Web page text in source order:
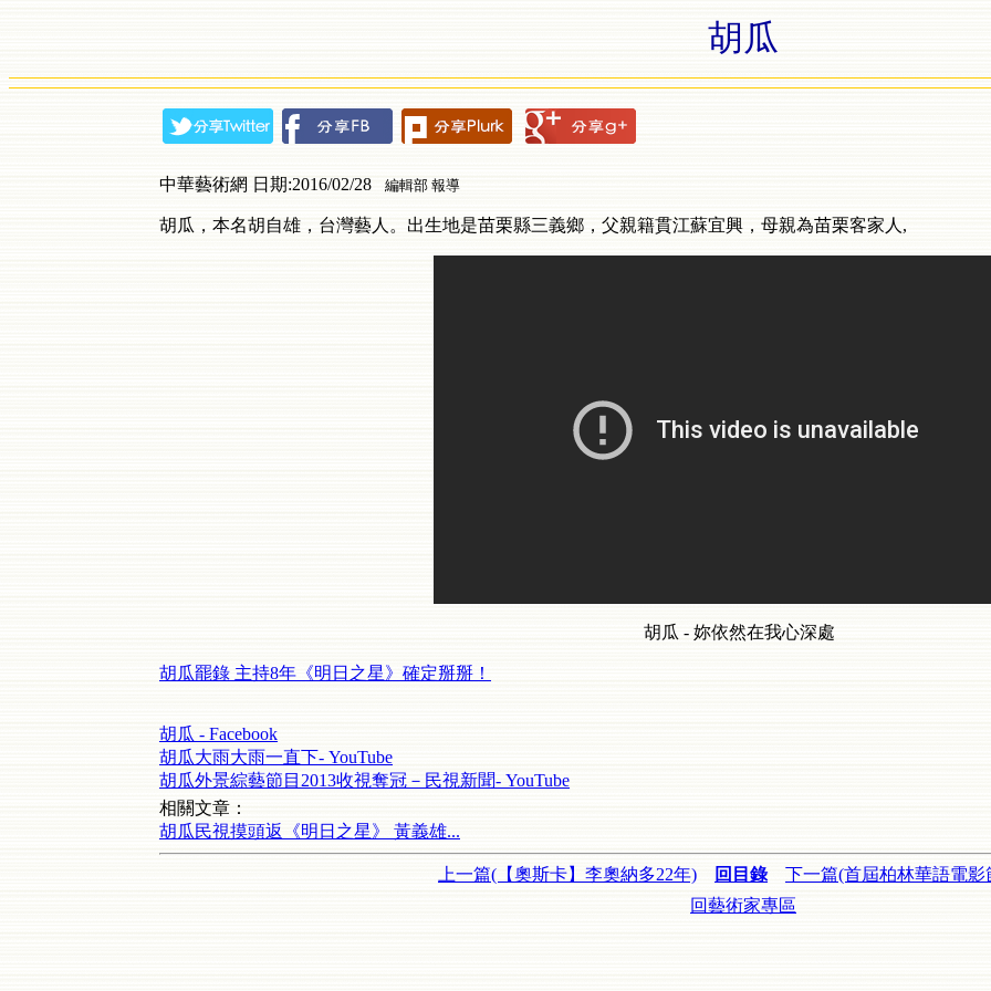
胡瓜
中華藝術網 日期:2016/02/28 編輯部 報導
胡瓜，本名胡自雄，台灣藝人。出生地是苗栗縣三義鄉，父親籍貫江蘇宜興，母親為苗栗客家人,
胡瓜 - 妳依然在我心深處
胡瓜罷錄 主持8年《明日之星》確定掰掰！
胡瓜 - Facebook
胡瓜大雨大雨一直下- YouTube
胡瓜外景綜藝節目2013收視奪冠－民視新聞- YouTube
相關文章：
胡瓜民視摸頭返《明日之星》 黃義雄...
上一篇(【奧斯卡】李奧納多22年) 回目錄
下一篇(首屆柏林華語電影
回藝術家專區